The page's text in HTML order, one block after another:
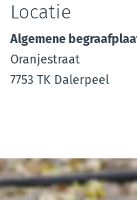
Locatie
Algemene
Oranjestraat
7753 TK Dalerpeel